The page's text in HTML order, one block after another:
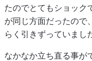
たのでとてもショック
が同じ方面だったので
らく引きずっていまし
なかなか立ち直る事が